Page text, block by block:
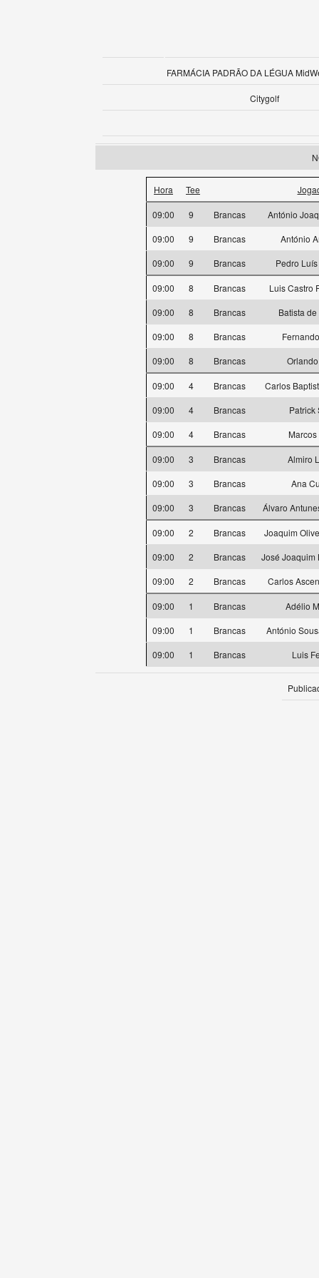
FARMÁCIA PADRÃO DA LÉGUA
Citygolf
Hora Tee
09:00 9 Brancas
António
09:00
9 Brancas
António
09:00
9 Brancas Pedro
09:00 8 Brancas
Luis Castro
09:00
8 Brancas
Batista
09:00
8 Brancas
09:00
8 Brancas
09:00 4 Brancas
Carlos
09:00
4 Brancas
Patrick
09:00
4 Brancas Marcos
09:00 3 Brancas
Almiro
09:00
3 Brancas
Ana
09:00
3 Brancas Álvaro
09:00 2 Brancas
Joaquim
09:00
2 Brancas
José Joaquim
09:00
2 Brancas Carlos
09:00 1 Brancas
Adélio
09:00
1 Brancas
António
09:00
1 Brancas Luis